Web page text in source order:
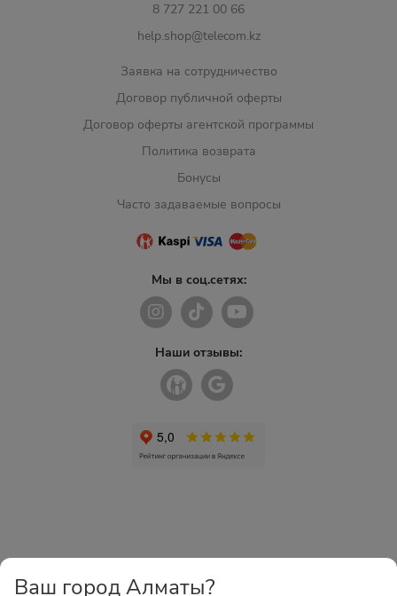
8 727 221 00 66
help.shop@telecom.kz
Заявка на сотрудничество
Договор публичной оферты
Договор оферты агентской программы
Политика возврата
Бонусы
Часто задаваемые вопросы
Мы в соц.сетях:
Наши отзывы:
Ваш город Алматы?